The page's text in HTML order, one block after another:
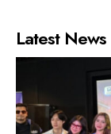
Latest News